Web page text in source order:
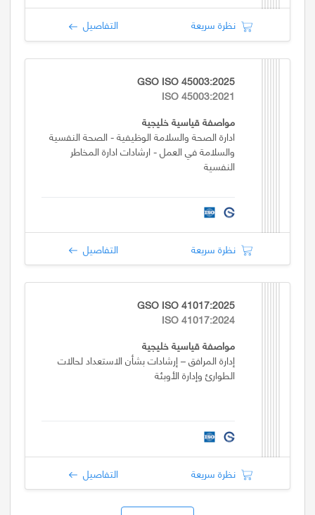
نظرة سريعة التفاصيل
GSO ISO 45003:2025
ISO 45003:2021
مواصفة قياسية خليجية
ادارة الصحة والسلامة الوظيفية - الصحة النفسية
والسلامة في العمل - ارشادات ادارة المخاطر
النفسية
نظرة سريعة التفاصيل
GSO ISO 41017:2025
ISO 41017:2024
مواصفة قياسية خليجية
إدارة المرافق – إرشادات بشأن الاستعداد لحالات
الطوارئ وإدارة الأوبئة
نظرة سريعة التفاصيل